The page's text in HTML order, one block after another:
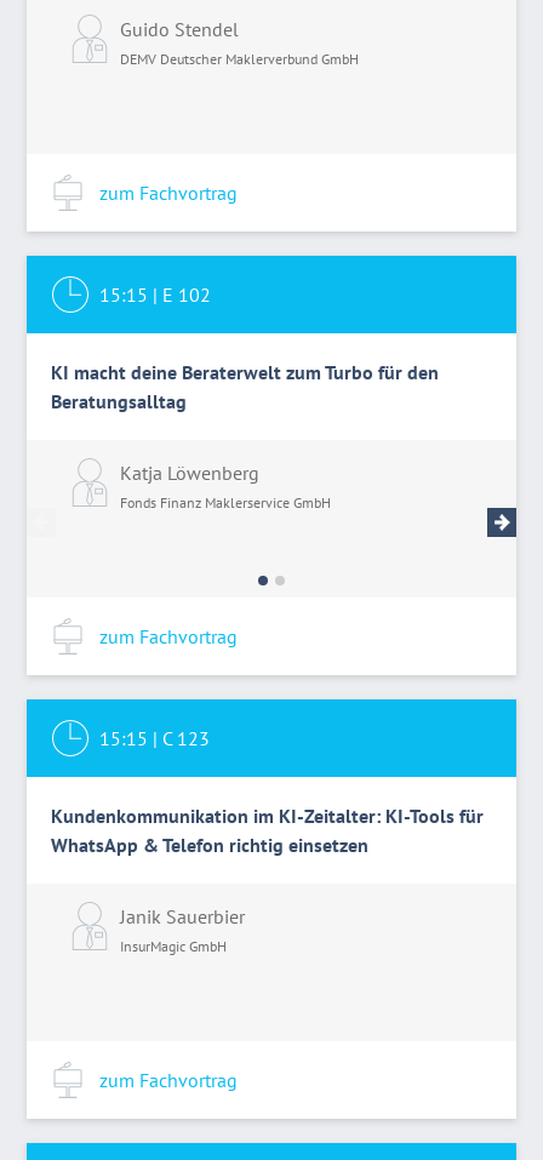
Guido Stendel
DEMV Deutscher Maklerverbund GmbH
zum Fachvortrag
15:15 | E 102
KI macht deine Beraterwelt zum Turbo für den
Beratungsalltag
Katja Löwenberg
Fonds Finanz Maklerservice GmbH
zum Fachvortrag
15:15 | C 123
Kundenkommunikation im KI-Zeitalter: KI-Tools für
WhatsApp & Telefon richtig einsetzen
Janik Sauerbier
InsurMagic GmbH
zum Fachvortrag